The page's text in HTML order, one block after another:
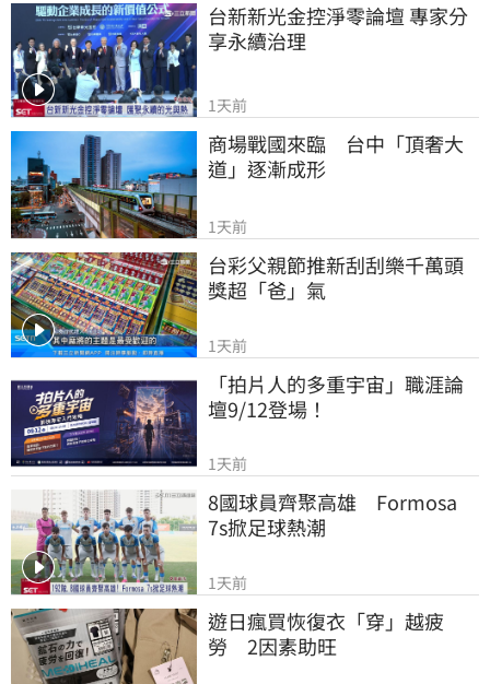
台新新光金控淨零論壇 專家分
享永續治理
1天前
商場戰國來臨　台中「頂奢大
道」逐漸成形
1天前
台彩父親節推新刮刮樂千萬頭
獎超「爸」氣
1天前
「拍片人的多重宇宙」職涯論
壇9/12登場！
1天前
8國球員齊聚高雄　Formosa
7s掀足球熱潮
1天前
遊日瘋買恢復衣「穿」越疲
勞　2因素助旺